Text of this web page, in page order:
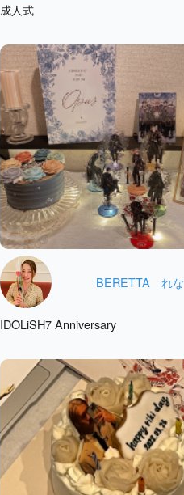
成人式
BERETTA れな
IDOLiSH7 Anniversary